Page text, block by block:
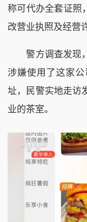
称可代办全套证照
改营业执照及经营
警方调查发现，
涉嫌使用了这家
址，民警实地走访
业的茶室。